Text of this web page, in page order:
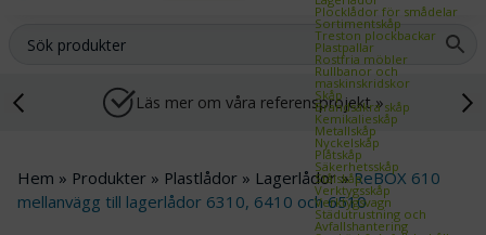
Plocklådor för smådelar
Sortimentskåp
Treston plockbackar
Plastpallar
Rostfria möbler
Rullbanor och
maskinskridskor
Skåp
Brandsäkra skåp
Kemikalieskåp
Metallskåp
Nyckelskåp
Plåtskåp
Säkerhetsskåp
Stålskåp
Verktygsskåp
Verktygsvagn
Städutrustning och
Avfallshantering
Läs mer om våra referensprojekt »
Hem » Produkter » Plastlådor » Lagerlådor»ReBOX 610
mellanvägg till lagerlådor 6310, 6410 och 6510